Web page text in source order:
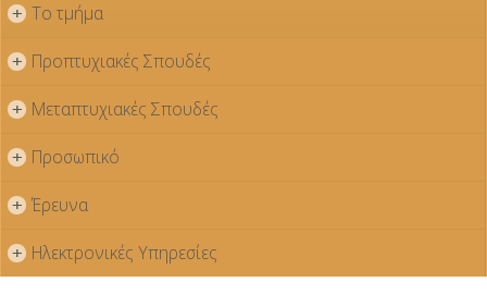
+ Το τμήμα
+ Προπτυχιακές Σπουδές
+ Μεταπτυχιακές Σπουδές
+ Προσωπικό
+ Έρευνα
+ Ηλεκτρονικές Υπηρεσίες